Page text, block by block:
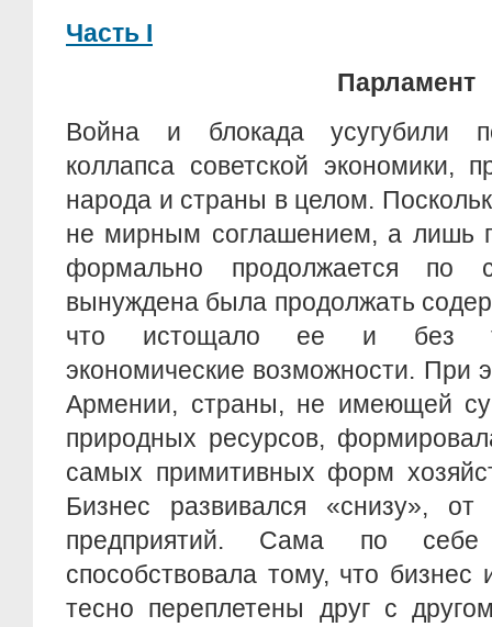
Часть I
Парламент
Война и блокада усугубили
коллапса советской экономики,
народа и страны в целом.
не мирным соглашением, а лишь
формально продолжается по
вынуждена была продолжать
что истощало ее и без
экономические возможности. При
Армении, страны, не имеющей
природных ресурсов,
самых примитивных форм
Бизнес развивался «снизу»,
предприятий. Сама по себе
способствовала тому, что бизнес
тесно переплетены друг с